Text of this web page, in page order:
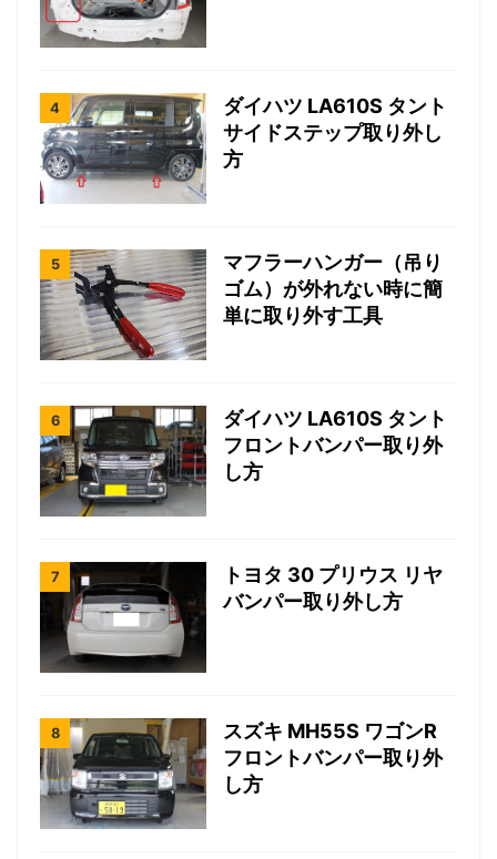
ダイハツ LA610S タント
サイドステップ取り外し
方
マフラーハンガー（吊り
ゴム）が外れない時に簡
単に取り外す工具
ダイハツ LA610S タント
フロントバンパー取り外
し方
トヨタ 30 プリウス リヤ
バンパー取り外し方
スズキ MH55S ワゴンR
フロントバンパー取り外
し方